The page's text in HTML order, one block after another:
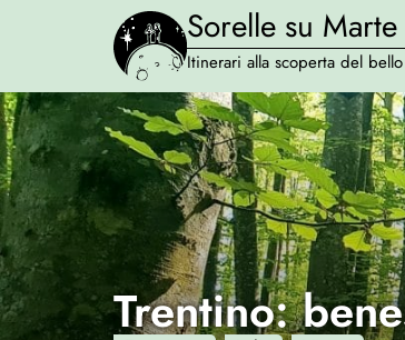
Sorelle su Marte
Itinerari alla scoperta del bello
Trentino: